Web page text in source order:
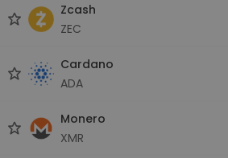
Zcash
ZEC
Cardano
ADA
Monero
XMR